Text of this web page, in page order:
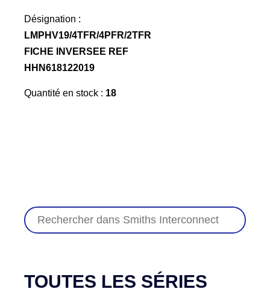
Désignation :
LMPHV19/4TFR/4PFR/2TFR
FICHE INVERSEE REF
HHN618122019
Quantité en stock : 18
TOUTES LES SÉRIES